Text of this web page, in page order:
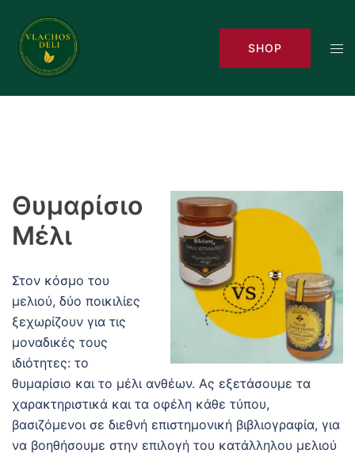
content
SHOP
Θυμαρίσιο
Μέλι
Στον κόσμο του
μελιού, δύο ποικιλίες
ξεχωρίζουν για τις
μοναδικές τους
ιδιότητες: το
θυμαρίσιο και το μέλι ανθέων. Ας εξετάσουμε τα
χαρακτηριστικά και τα οφέλη κάθε τύπου,
βασιζόμενοι σε διεθνή επιστημονική βιβλιογραφία, για
να βοηθήσουμε στην επιλογή του κατάλληλου μελιού